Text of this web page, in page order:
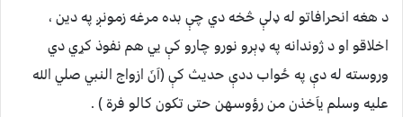
د هغه انحرافاتو له ډلې څخه دي چې بده مرغه زمونږ په دين ،
اخلاقو او د ژوندانه په ډېرو نورو چارو کې يي هم نفوذ کړي دي
وروسته له دې په ځواب ددې حديث کې (اَنَ ازواج النبي صلي الله
عليه وسلم ياَخذن من رؤوسهن حتی تکون کالو فرة ) .